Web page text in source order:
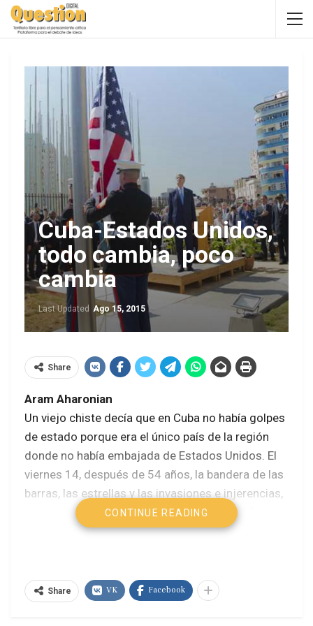
Cuba-Estados Unidos,
todo cambia, poco
cambia
Last Updated Ago 15, 2015
Share
Aram Aharonian
Un viejo chiste decía que en Cuba no había golpes
de estado porque era el único país de la región
donde no había embajada de Estados Unidos. El
viernes 14, después de 54 años, la bandera de las
barras, las estrellas y las invasiones e injerencias,
comenzó a flamear otra vez en La Habana, frente
a la Explanada Antiimperialista, donde solía
En el contexto de una ceremonia encabezada por
CONTINUE READING
Share VK Facebook